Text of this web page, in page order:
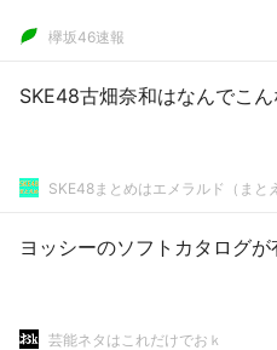
欅坂46速報
SKE48古畑奈和はなんでこ
SKE48まとめはエメラルド（まと
ヨッシーのソフトカタログ
芸能ネタはこれだけでおｋ